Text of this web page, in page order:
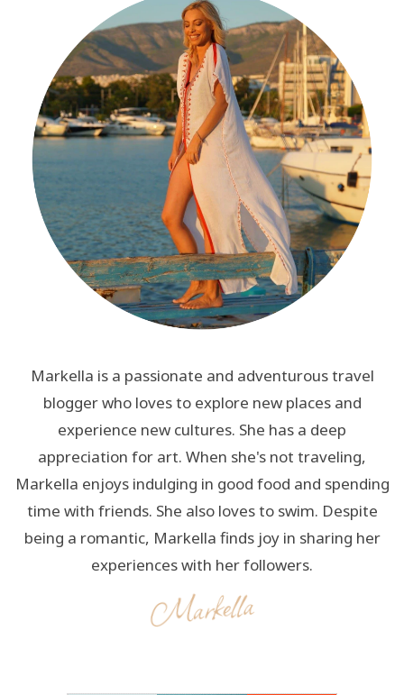
Markella is a passionate and adventurous travel
blogger who loves to explore new places and
experience new cultures. She has a deep
appreciation for art. When she's not traveling,
Markella enjoys indulging in good food and spending
time with friends. She also loves to swim. Despite
being a romantic, Markella finds joy in sharing her
experiences with her followers.